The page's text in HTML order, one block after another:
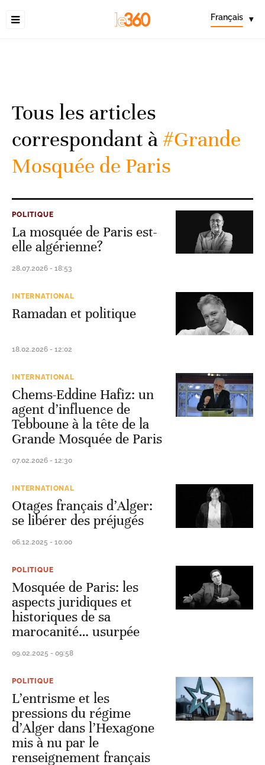
Français ▾
Tous les articles
correspondant à#Grande
Mosquée de Paris
POLITIQUE
La mosquée de Paris est-
elle algérienne?
28.07.2026 - 18:53
INTERNATIONAL
Ramadan et politique
18.02.2026 - 12:02
INTERNATIONAL
Chems-Eddine Hafiz: un
agent d’influence de
Tebboune à la tête de la
Grande Mosquée de Paris
07.02.2026 - 12:30
INTERNATIONAL
Otages français d’Alger:
se libérer des préjugés
06.12.2025 - 10:00
POLITIQUE
Mosquée de Paris: les
aspects juridiques et
historiques de sa
marocanité… usurpée
09.02.2025 - 09:58
POLITIQUE
L’entrisme et les
pressions du régime
d’Alger dans l’Hexagone
mis à nu par le
renseignement français